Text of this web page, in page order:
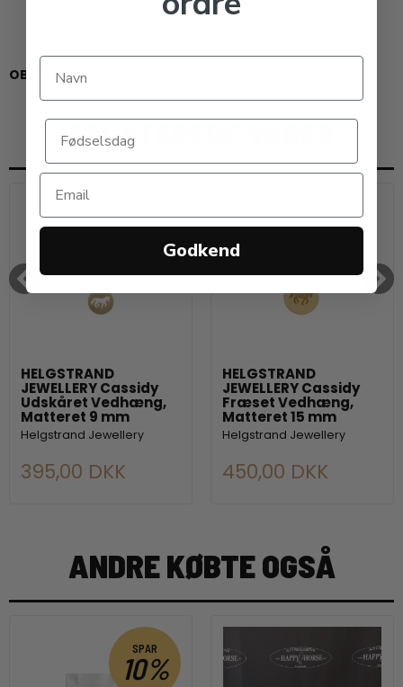
at rense og opbevare dem rigtig, så du kan forlænge
OBS: SÆLGES UDEN KÆDE.
RELATEREDE VARER
HELGSTRAND
JEWELLERY Cassidy
Udskåret Vedhæng,
Matteret 9 mm
Helgstrand Jewellery
395,00 DKK
HELGSTRAND
JEWELLERY Cassidy
Fræset Vedhæng,
Matteret 15 mm
Helgstrand Jewellery
450,00 DKK
ANDRE KØBTE OGSÅ
SPAR
10%
Godkend